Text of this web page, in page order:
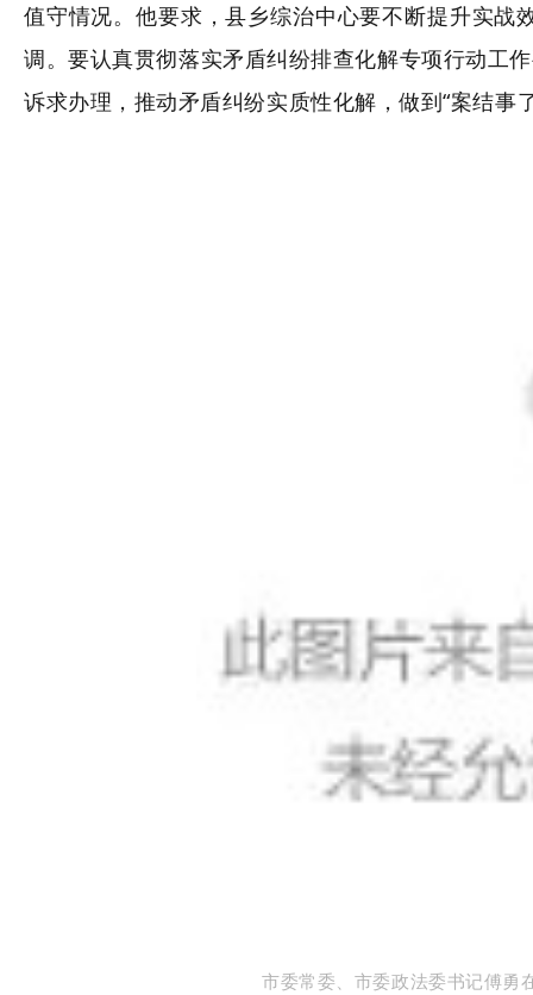
值守情况。他要求 ，县乡综治中心要不断提升实战
调。要认真贯彻落实矛盾纠纷排查化解专项行动工
诉求办理， 推动矛盾纠纷实质性化解，做到“案结事
市委常委、市委政法委书记傅勇